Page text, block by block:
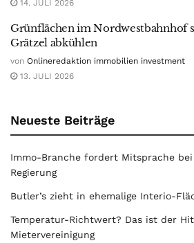
14. JULI 2026
Grünflächen im Nordwestbahnhof
Grätzel abkühlen
von Onlineredaktion immobilien investment
13. JULI 2026
Neueste Beiträge
Immo-Branche fordert Mitsprache
Regierung
Butler’s zieht in ehemalige Interio-
Temperatur-Richtwert? Das ist der
Mietervereinigung